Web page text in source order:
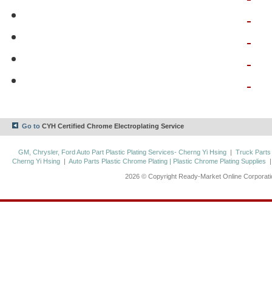
Go to CYH Certified Chrome Electroplating Service
GM, Chrysler, Ford Auto Part Plastic Plating Services- Cherng Yi Hsing | Truck Parts
Cherng Yi Hsing |Auto Parts Plastic Chrome Plating | Plastic Chrome Plating Supplies
2026 © Copyright Ready-Market Online